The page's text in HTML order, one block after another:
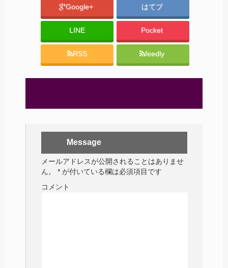
Google+ はてブ
LINE Pocket
RSS feedly
Message
メールアドレスが公開されることはありませ
ん。
* が付いている欄は必須項目です
コメント